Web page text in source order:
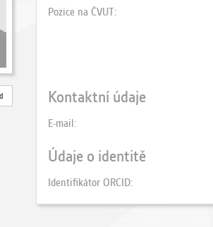
Pozice na ČVUT
Kontaktní údaje
E-mail
Údaje o identitě
Identifikátor ORCID